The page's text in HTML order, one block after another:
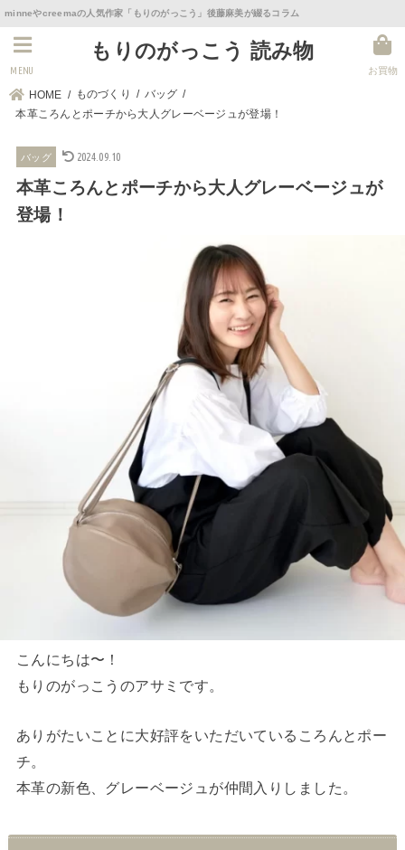
minneやcreemaの人気作家「もりのがっこう」後藤麻美が綴るコラム
もりのがっこう 読み物
お買物
MENU
HOME ものづくり
バッグ
本革ころんとポーチから大人グレーベージュが登場！
バッグ 2024.09.10
本革ころんとポーチから大人グレーベージュが
登場！
こんにちは〜！
もりのがっこうのアサミです。
ありがたいことに大好評をいただいているころんとポー
チ。
本革の新色、グレーベージュが仲間入りしました。